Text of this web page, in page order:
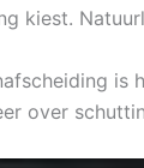
kiest.
over